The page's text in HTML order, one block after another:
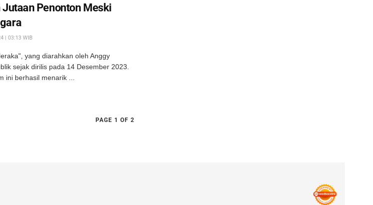
Jutaan Penonton Meski
| 03:13 WIB
yang diarahkan oleh Anggy
sejak dirilis pada 14 Desember 2023.
ini berhasil menarik ...
PAGE 1 OF 2